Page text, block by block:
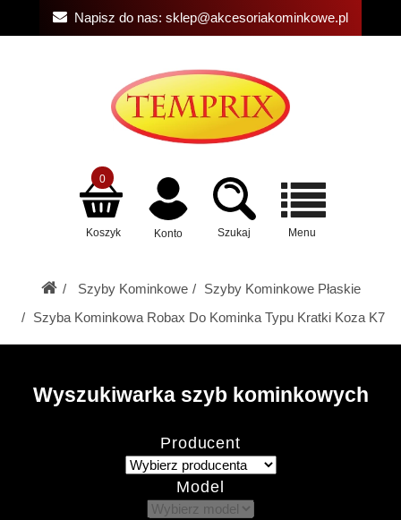
Napisz do nas: sklep@akcesoriakominkowe.pl
Koszyk
0
Konto Szukaj Menu
Szyby Kominkowe
Szyby Kominkowe Płaskie
Szyba Kominkowa Robax Do Kominka Typu Kratki Koza K7
Wyszukiwarka szyb kominkowych
Producent
Model